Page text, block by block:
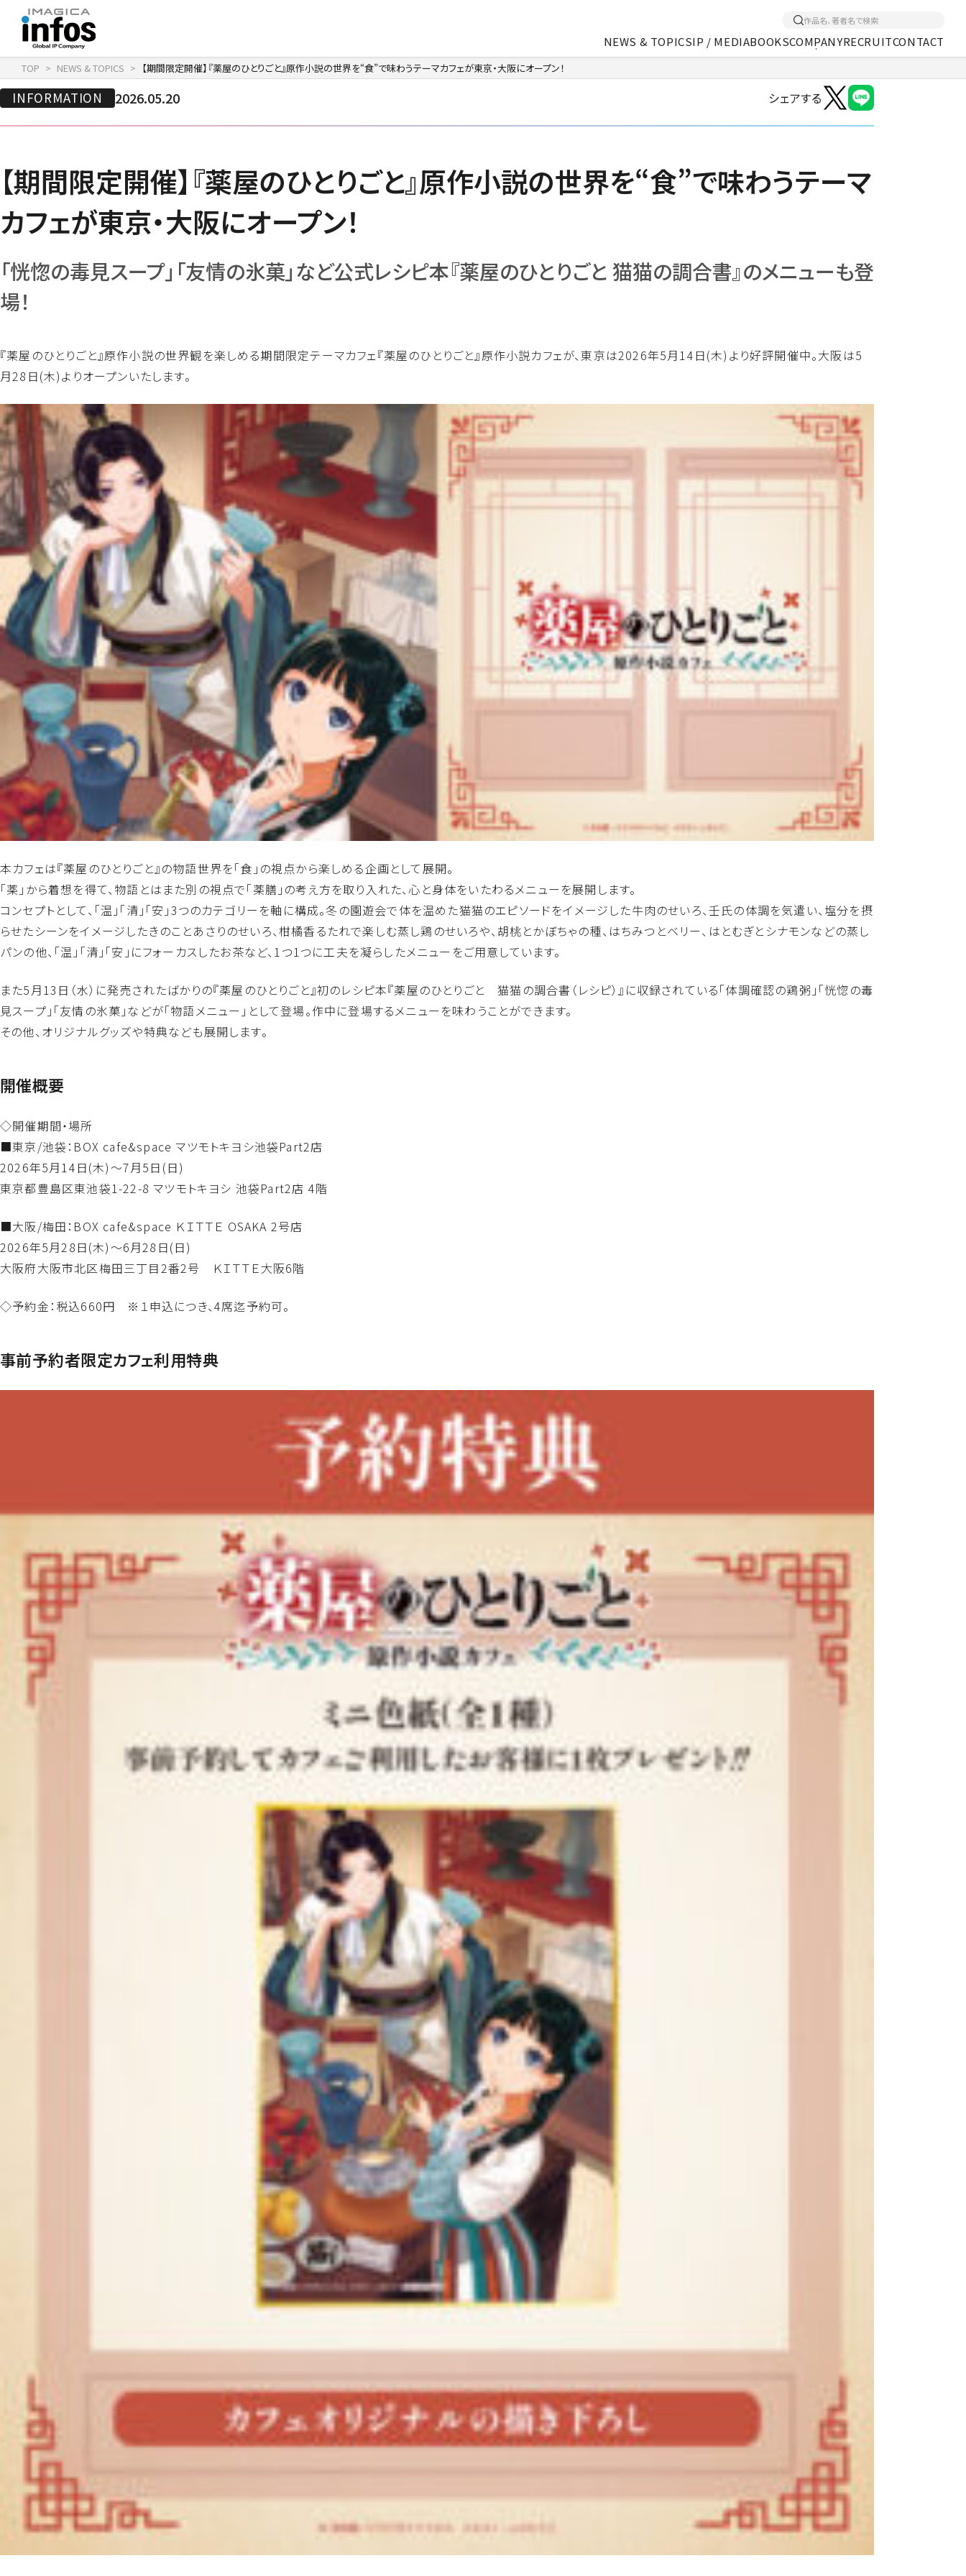
NEWS & TOPICSIP / MEDIA
IP / MEDIA
事業紹介
BOOKSCOMPANY
COMPANY
会社情報
RECRUIT
RECRUIT
採用情報
新卒採用
CONTACT
TOP NEWS & TOPICS 【期間限定開催】『薬屋のひとりごと』原作小説の世界を“食”で味わうテーマカフェが東京・大阪にオープン！
INFORMATION 2026.05.20 シェアする
【期間限定開催】『薬屋のひとりごと』原作小説の世界を“食”で味わうテーマ
カフェが東京・大阪にオープン！
「恍惚の毒見スープ」「友情の氷菓」など公式レシピ本『薬屋のひとりごと 猫猫の調合書』のメニューも登
場！
『薬屋のひとりごと』原作小説の世界観を楽しめる期間限定テーマカフェ『薬屋のひとりごと』原作小説カフェが、東京は2026年5月14日(木)より好評開催中。大阪は5
月28日(木)よりオープンいたします。
本カフェは『薬屋のひとりごと』の物語世界を「食」の視点から楽しめる企画として展開。
「薬」から着想を得て、物語とはまた別の視点で「薬膳」の考え方を取り入れた、心と身体をいたわるメニューを展開します。
コンセプトとして、「温」「清」「安」3つのカテゴリーを軸に構成。冬の園遊会で体を温めた猫猫のエピソードをイメージした牛肉のせいろ、壬氏の体調を気遣い、塩分を摂
らせたシーンをイメージしたきのことあさりのせいろ、柑橘香るたれで楽しむ蒸し鶏のせいろや、胡桃とかぼちゃの種、はちみつとベリー、はとむぎとシナモンなどの蒸し
パンの他、「温」「清」「安」にフォーカスしたお茶など、1つ1つに工夫を凝らしたメニューをご用意しています。
また5月13日（水）に発売されたばかりの『薬屋のひとりごと』初のレシピ本『薬屋のひとりごと 猫猫の調合書（レシピ）』に収録されている「体調確認の鶏粥」「恍惚の毒
見スープ」「友情の氷菓」などが「物語メニュー」として登場。作中に登場するメニューを味わうことができます。
その他、オリジナルグッズや特典なども展開します。
開催概要
◇開催期間・場所
■東京/池袋：BOX cafe&space マツモトキヨシ池袋Part2店
2026年5月14日(木)～7月5日(日)
東京都豊島区東池袋1-22-8 マツモトキヨシ 池袋Part2店 4階
■大阪/梅田：BOX cafe&space ＫＩＴＴＥ OSAKA 2号店
2026年5月28日(木)～6月28日(日)
大阪府大阪市北区梅田三丁目2番2号 ＫＩＴＴＥ大阪6階
◇予約金：税込660円 ※１申込につき、4席迄予約可。
事前予約者限定カフェ利用特典